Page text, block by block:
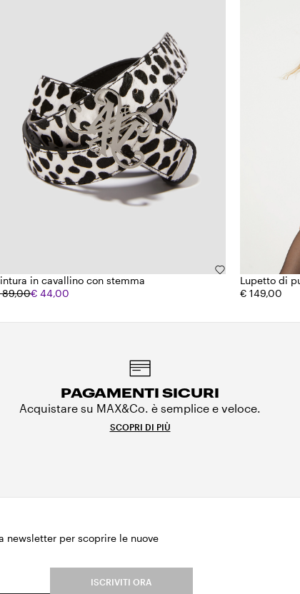
in cavallino con stemma
89,00€ 44,00
Lupetto di
€ 149,00
PAGAMENTI SICURI
Acquistare su MAX&Co. è semplice e veloce.
SCOPRI DI PIÙ
newsletter per scoprire le nuove
ISCRIVITI ORA